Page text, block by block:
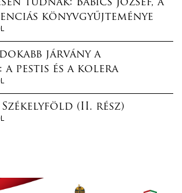
tudnak: Babics József, a
könyvgyűjteménye
járvány a
pestis és a kolera
(II. rész)